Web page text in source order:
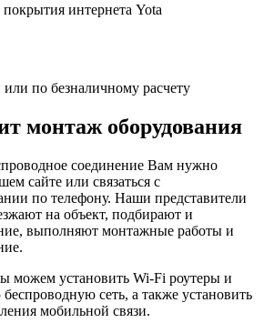
интернета Yota
по безналичному расчету
монтаж оборудования
соединение Вам нужно
сайте или связаться с
по телефону. Наши представители
на объект, подбирают и
выполняют монтажные работы и
можем установить Wi-Fi роутеры и
сеть, а также установить
мобильной связи.